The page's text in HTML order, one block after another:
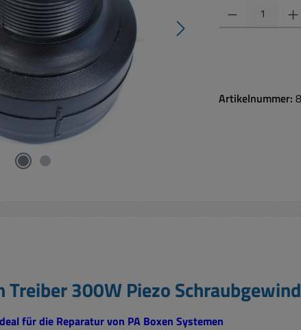
Produkt Anzahl:
Artikelnummer:
300W Piezo
für die Reparatur von PA Boxen Systemen